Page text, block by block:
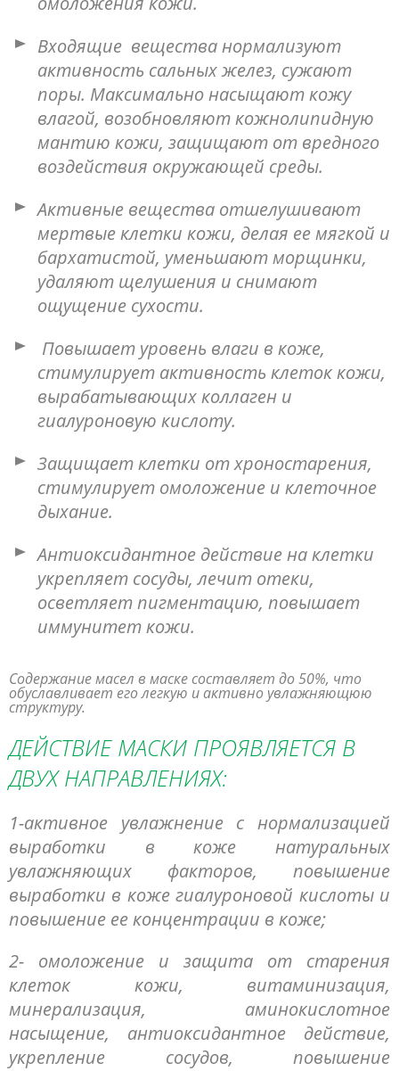
Входящие вещества нормализуют
активность сальных желез, сужают
поры. Максимально насыщают кожу
влагой, возобновляют кожнолипидную
мантию кожи, защищают от вредного
воздействия окружающей среды.
Активные вещества отшелушивают
мертвые клетки кожи, делая ее мягкой и
бархатистой, уменьшают морщинки,
удаляют щелушения и снимают
ощущение сухости.
Повышает уровень влаги в коже,
стимулирует активность клеток кожи,
вырабатывающих коллаген и
гиалуроновую кислоту.
Защищает клетки от хроностарения,
стимулирует омоложение и клеточное
дыхание.
Антиоксидантное действие на клетки
укрепляет сосуды, лечит отеки,
осветляет пигментацию, повышает
иммунитет кожи.
Содержание масел в маске составляет до 50%, что
обуславливает его легкую и активно увлажняющюю
структуру.
ДЕЙСТВИЕ МАСКИ ПРОЯВЛЯЕТСЯ В
ДВУХ НАПРАВЛЕНИЯХ:
1-активное увлажнение с нормализацией
выработки в коже натуральных
увлажняющих факторов, повышение
выработки в коже гиалуроновой кислоты и
повышение ее концентрации в коже;
2- омоложение и защита от старения
клеток кожи, витаминизация,
минерализация, аминокислотное
насыщение, антиоксидантное действие,
укрепление сосудов, повышение